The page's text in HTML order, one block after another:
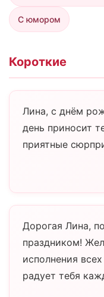
С юмором
Короткие
Лина, с днём
день приносит
приятные
Дорогая Лина,
праздником!
исполнения
радует тебя